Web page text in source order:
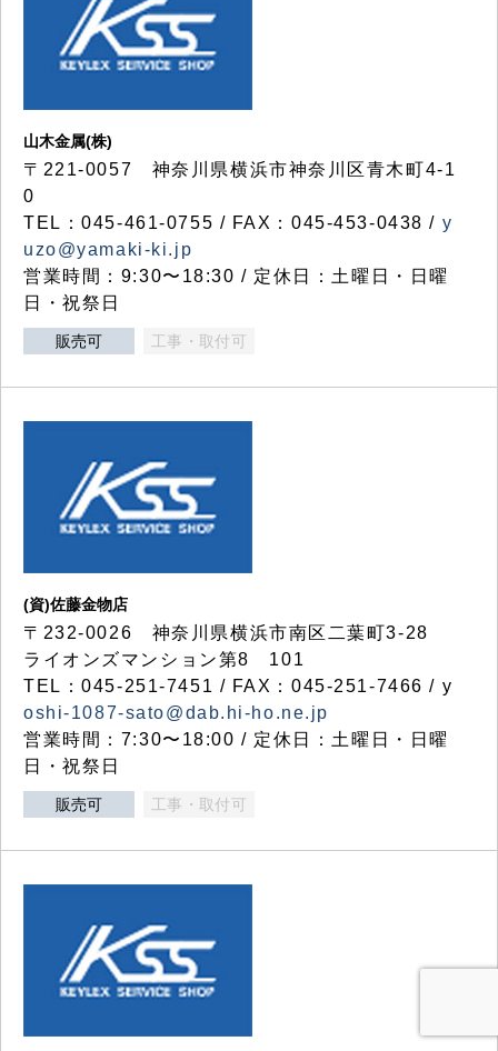
山木金属(株)
〒221-0057 神奈川県横浜市神奈川区青木町4-1
0
TEL：045-461-0755 / FAX：045-453-0438 / y
uzo@yamaki-ki.jp
営業時間：9:30〜18:30 / 定休日：土曜日・日曜
日・祝祭日
販売可 工事・取付可
(資)佐藤金物店
〒232-0026 神奈川県横浜市南区二葉町3-28
ライオンズマンション第8 101
TEL：045-251-7451 / FAX：045-251-7466 / y
oshi-1087-sato@dab.hi-ho.ne.jp
営業時間：7:30〜18:00 / 定休日：土曜日・日曜
日・祝祭日
販売可 工事・取付可